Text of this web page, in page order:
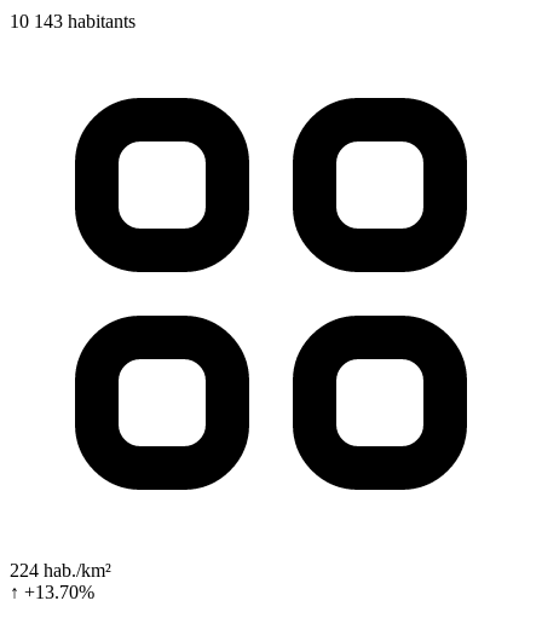
10 143 habitants
224 hab./km²
↑ +13.70%